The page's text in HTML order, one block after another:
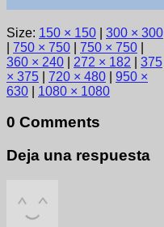
Size: 150 × 150
300 × 300
750 × 750 750 × 750
360 × 240
272 × 182
375
× 375
720 × 480
950 ×
630
1080 × 1080
0 Comments
Deja una respuesta